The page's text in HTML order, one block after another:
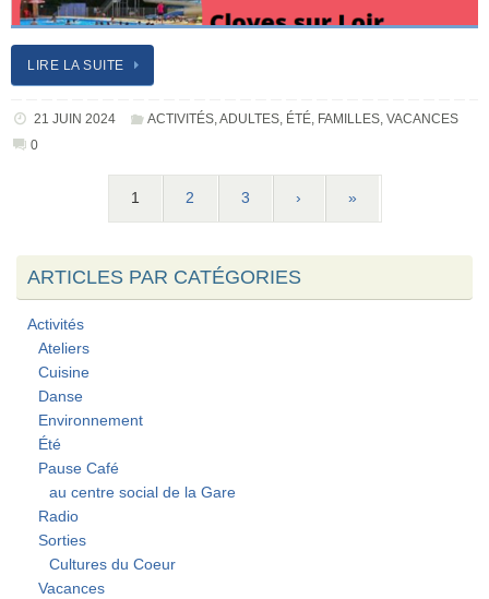
LIRE LA SUITE
21 JUIN 2024 ACTIVITÉS,ADULTES, ÉTÉ, FAMILLES,VACANCES
0
1 2 3 › »
ARTICLES PAR CATÉGORIES
Activités
Ateliers
Cuisine
Danse
Environnement
Été
Pause Café
au centre social de la Gare
Radio
Sorties
Cultures du Coeur
Vacances